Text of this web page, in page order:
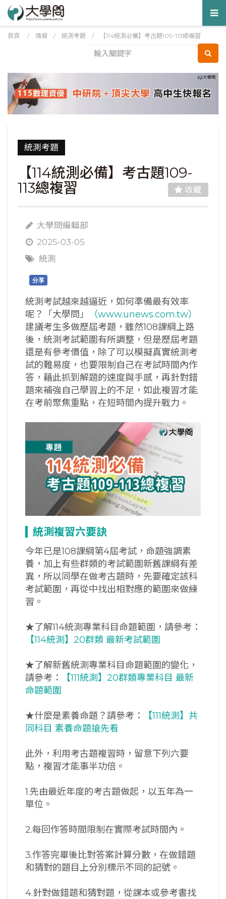
首頁 / 情報 / 統測考題 / 【114統測必備】考古題109-113總複習
統測考題
【114統測必備】考古題109-
113總複習
收藏
大學問編輯部
2025-03-05
統測
分享
統測考試越來越逼近，如何準備最有效率
呢？「大學問」
（www.unews.com.tw）
建議考生多做歷屆考題，雖然108課綱上路
後，統測考試範圍有所調整，但是歷屆考題
還是有參考價值，除了可以模擬真實統測考
試的難易度，也要限制自己在考試時間內作
答，藉此抓到解題的速度與手感，再針對錯
題來補強自己學習上的不足，如此複習才能
在考前聚焦重點，在短時間內提升戰力。
統測複習六要訣
今年已是108課綱第4屆考試，命題強調素
養，加上有些群類的考試範圍新舊課綱有差
異，所以同學在做考古題時，先要確定該科
考試範圍，再從中找出相對應的範圍來做練
習。
★了解114統測專業科目命題範圍，請參考：
【114統測】20群類 最新考試範圍
★了解新舊統測專業科目命題範圍的變化，
請參考：
【111統測】20群類專業科目 最新
命題範圍
★什麼是素養命題？請參考：
【111統測】共
同科目 素養命題搶先看
此外，利用考古題複習時，留意下列六要
點，複習才能事半功倍。
1.先由最近年度的考古題做起，以五年為一
單位。
2.每回作答時間限制在實際考試時間內。
3.作答完畢後比對答案計算分數，在做錯題
和猜對的題目上分別標示不同的記號。
4.針對做錯題和猜對題，從課本或參考書找